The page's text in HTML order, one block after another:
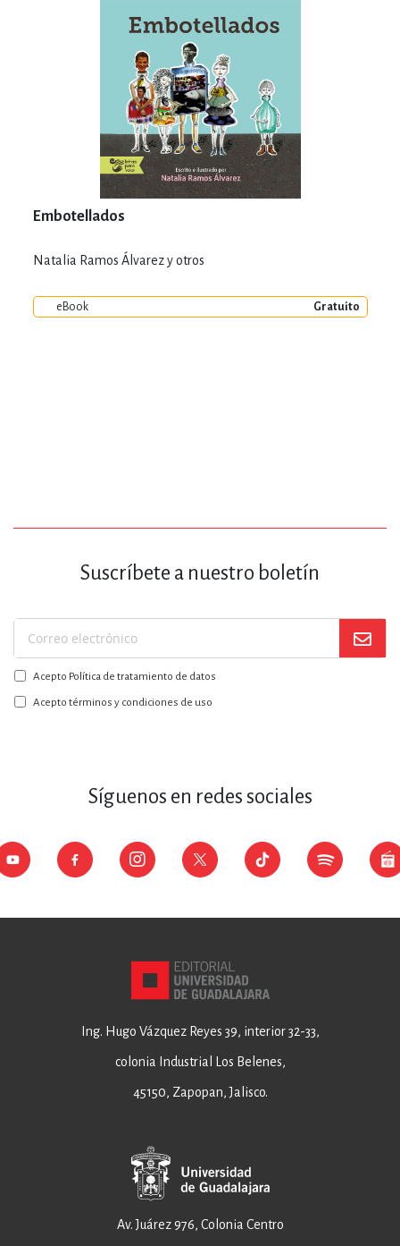
Embotellados
Natalia Ramos Álvarez y otros
eBook Gratuito
Suscríbete a nuestro boletín
Suscríbase
a
nuestro
boletín:
Acepto Política de tratamiento de datos
Acepto términos y condiciones de uso
Síguenos en redes sociales
Ing. Hugo Vázquez Reyes 39, interior 32-33,
colonia Industrial Los Belenes,
45150, Zapopan, Jalisco.
Av. Juárez 976, Colonia Centro